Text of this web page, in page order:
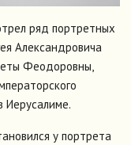
ряд портретных
Александровича
Феодоровны,
Иерусалиме.
у портрета